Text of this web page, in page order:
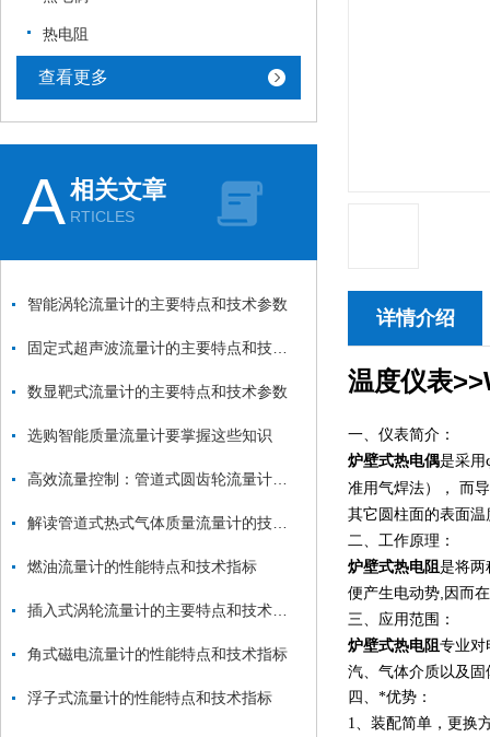
热电阻
查看更多
A相关文章
RTICLES
智能涡轮流量计的主要特点和技术参数
数显靶式流量计的主要特点和技术参数
选购智能质量流量计要掌握这些知识
燃油流量计的性能特点和技术指标
角式磁电流量计的性能特点和技术指标
浮子式流量计的性能特点和技术指标
详情介绍
温度仪表
一、仪表简介：
炉壁式热电偶是采用
准用气焊法）， 而
其它圆柱面的表面温
二、工作原理：
炉壁式热电阻是将两
便产生电动势,因而
三、应用范围：
炉壁式热电阻专业对
汽、气体介质以及
四、*优势：
1、装配简单，更换